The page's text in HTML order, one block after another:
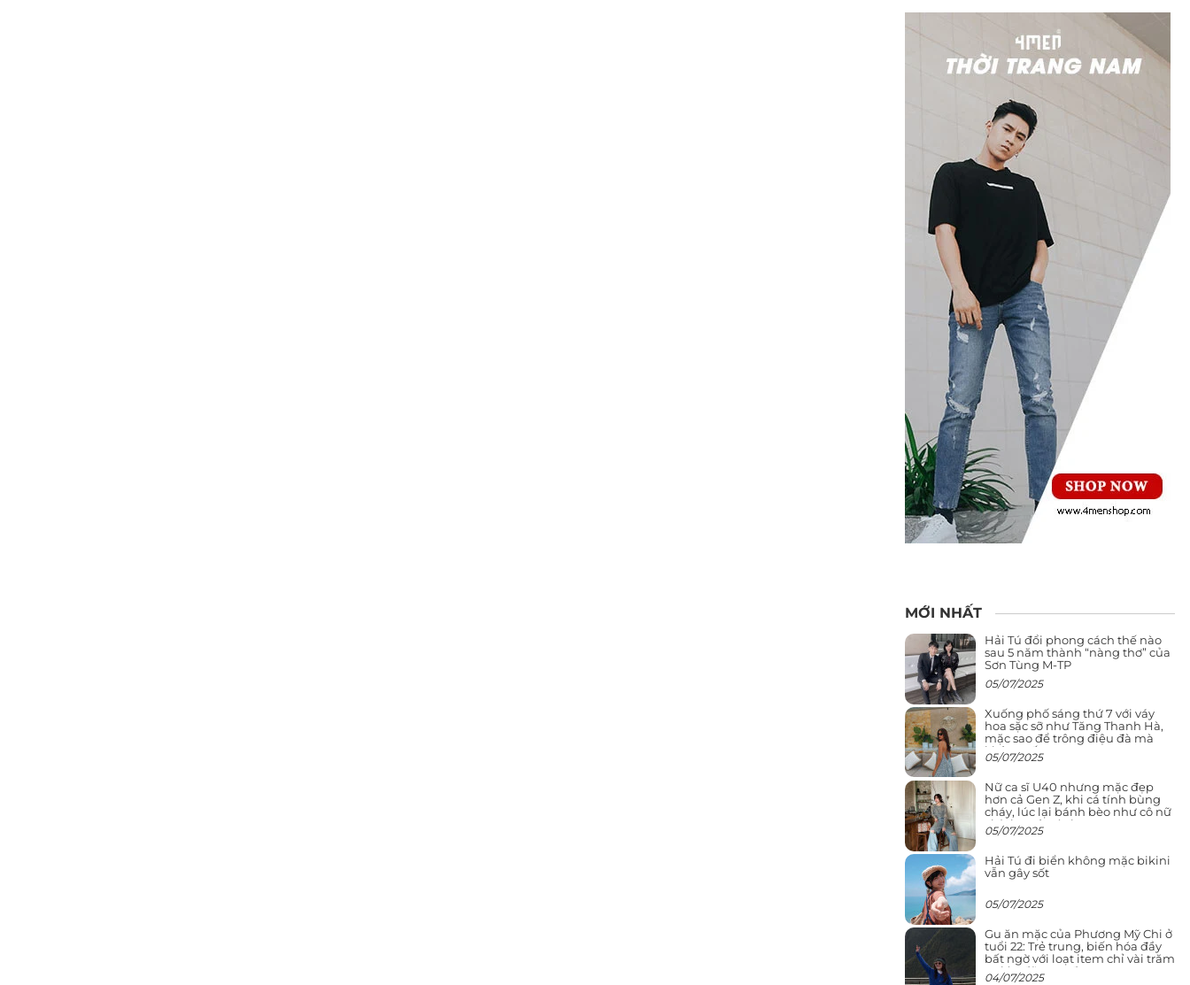
MỚI NHẤT
Hải Tú đổi phong cách thế nào
sau 5 năm thành “nàng thơ” của
Sơn Tùng M-TP
05/07/2025
Xuống phố sáng thứ 7 với váy
hoa sặc sỡ như Tăng Thanh Hà,
mặc sao để trông điệu đà mà
không sến
05/07/2025
Nữ ca sĩ U40 nhưng mặc đẹp
hơn cả Gen Z, khi cá tính bùng
cháy, lúc lại bánh bèo như cô nữ
chính ngôn tình
05/07/2025
Hải Tú đi biển không mặc bikini
vẫn gây sốt
05/07/2025
Gu ăn mặc của Phương Mỹ Chi ở
tuổi 22: Trẻ trung, biến hóa đầy
bất ngờ với loạt item chỉ vài trăm
nghìn đã mua được
04/07/2025